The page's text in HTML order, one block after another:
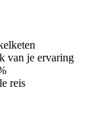
van je ervaring
reis